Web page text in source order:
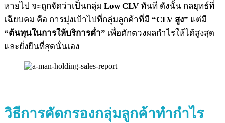
หายไป จะถูกจัดว่าเป็นกลุ่ม Low CLV ทันที ดังนั้น กลยุทธ์ที่
เฉียบคม คือ การมุ่งเป้าไปที่กลุ่มลูกค้าที่มี “CLV สูง” แต่มี
“ต้นทุนในการให้บริการต่ำ” เพื่อตักตวงผลกำไรให้ได้สูงสุด
และยั่งยืนที่สุดนั่นเอง
วิธีการคัดกรองกลุ่มลูกค้าทำกำไร